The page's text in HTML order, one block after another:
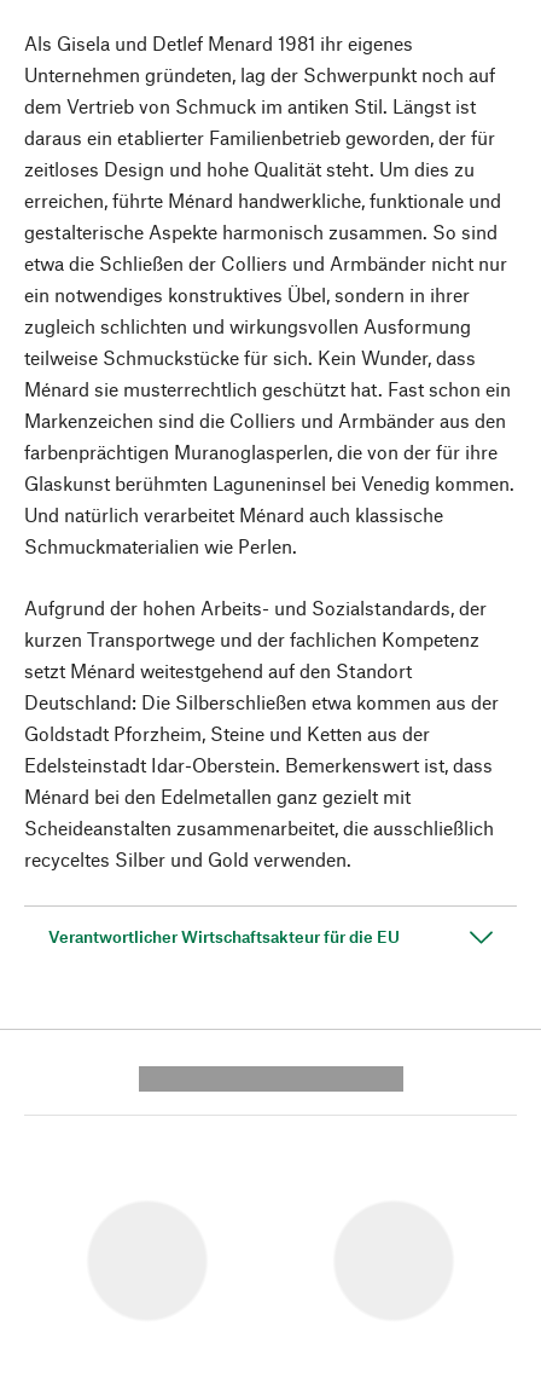
Als Gisela und Detlef Menard 1981 ihr eigenes
Unternehmen gründeten, lag der Schwerpunkt noch auf
dem Vertrieb von Schmuck im antiken Stil. Längst ist
daraus ein etablierter Familienbetrieb geworden, der für
zeitloses Design und hohe Qualität steht. Um dies zu
erreichen, führte Ménard handwerkliche, funktionale und
gestalterische Aspekte harmonisch zusammen. So sind
etwa die Schließen der Colliers und Armbänder nicht nur
ein notwendiges konstruktives Übel, sondern in ihrer
zugleich schlichten und wirkungsvollen Ausformung
teilweise Schmuckstücke für sich. Kein Wunder, dass
Ménard sie musterrechtlich geschützt hat. Fast schon ein
Markenzeichen sind die Colliers und Armbänder aus den
farbenprächtigen Muranoglasperlen, die von der für ihre
Glaskunst berühmten Laguneninsel bei Venedig kommen.
Und natürlich verarbeitet Ménard auch klassische
Schmuckmaterialien wie Perlen.
Aufgrund der hohen Arbeits- und Sozialstandards, der
kurzen Transportwege und der fachlichen Kompetenz
setzt Ménard weitestgehend auf den Standort
Deutschland: Die Silberschließen etwa kommen aus der
Goldstadt Pforzheim, Steine und Ketten aus der
Edelsteinstadt Idar-Oberstein. Bemerkenswert ist, dass
Ménard bei den Edelmetallen ganz gezielt mit
Scheideanstalten zusammenarbeitet, die ausschließlich
recyceltes Silber und Gold verwenden.
Verantwortlicher Wirtschaftsakteur für die EU